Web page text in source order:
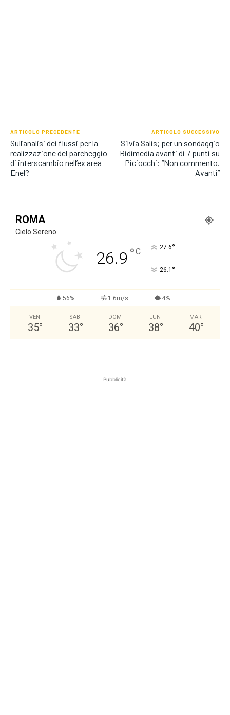
ARTICOLO PRECEDENTE
Sull’analisi dei flussi per la
realizzazione del parcheggio
di interscambio nell’ex area
Enel?
ARTICOLO SUCCESSIVO
Silvia Salis; per un sondaggio
Bidimedia avanti di 7 punti su
Piciocchi: “Non commento.
Avanti”
ROMA
Cielo Sereno
26.9 °C 27.6°
26.1 °
56% 1.6m/s 4%
VEN
35°
SAB
33°
DOM
36°
LUN
38°
MAR
40°
Pubblicità